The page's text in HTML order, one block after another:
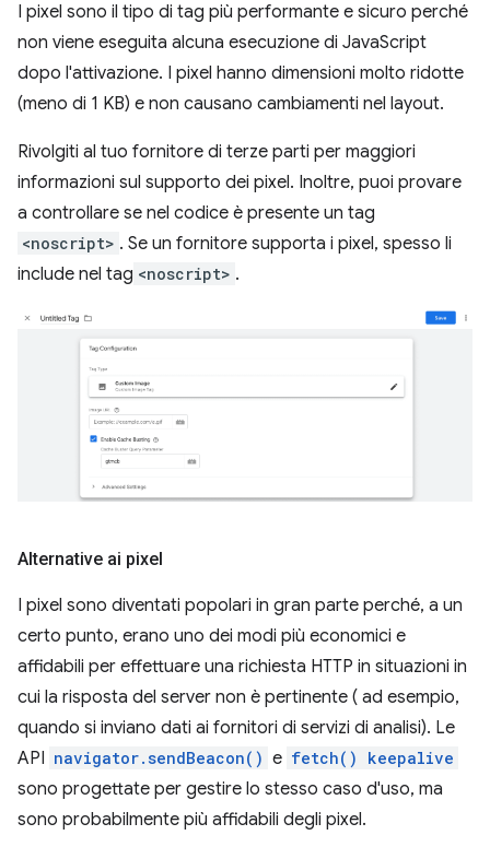
I pixel sono il tipo di tag più performante e sicuro perché
non viene eseguita alcuna esecuzione di JavaScript
dopo l'attivazione. I pixel hanno dimensioni molto ridotte
(meno di 1 KB) e non causano cambiamenti nel layout.
Rivolgiti al tuo fornitore di terze parti per maggiori
informazioni sul supporto dei pixel. Inoltre, puoi provare
a controllare se nel codice è presente un tag
<noscript> . Se un fornitore supporta i pixel, spesso li
include nel tag <noscript> .
Alternative ai pixel
I pixel sono diventati popolari in gran parte perché, a un
certo punto, erano uno dei modi più economici e
affidabili per effettuare una richiesta HTTP in situazioni in
cui la risposta del server non è pertinente ( ad esempio,
quando si inviano dati ai fornitori di servizi di analisi). Le
API navigator.sendBeacon() e fetch() keepalive
sono progettate per gestire lo stesso caso d'uso, ma
sono probabilmente più affidabili degli pixel.